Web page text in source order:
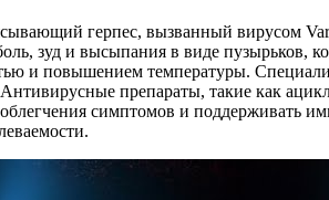
герпес, вызванный вирусом
зуд и высыпания в виде пузырьков,
и повышением температуры.
Антивирусные препараты, такие как
симптомов и поддерживать